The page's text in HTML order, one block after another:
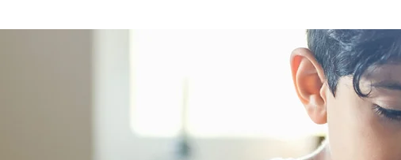
pour inciter les hommes à donner la
priorité à leur santé et à leur bien-être.
Programmez des examens de
dépistage réguliers Les bilans et les
examens de dépistage permettent
d’identifier un éventuel problème de
santé